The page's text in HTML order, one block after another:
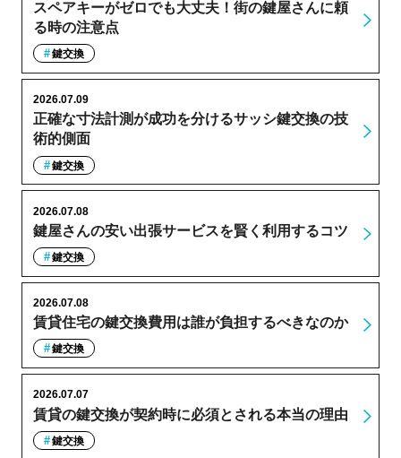
スペアキーがゼロでも大丈夫！街の鍵屋さんに頼
る時の注意点
鍵交換
正確な寸法計測が成功を分けるサッシ鍵交換の技
術的側面
2026.07.09
鍵交換
鍵屋さんの安い出張サービスを賢く利用するコツ
2026.07.08
鍵交換
賃貸住宅の鍵交換費用は誰が負担するべきなのか
2026.07.08
鍵交換
賃貸の鍵交換が契約時に必須とされる本当の理由
2026.07.07
鍵交換